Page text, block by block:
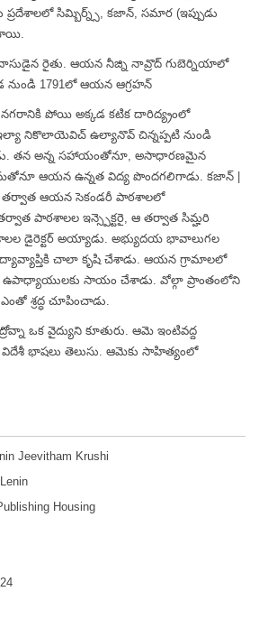
సిమ్బిర్న్స్, కజాన్, సమార (ఇప్పుడు
రైతు. ఆయన నీజ్ని నావ్రొద్ గుబెర్నియాలో
నుండి 1791లో ఆయన ఆగ్రహన్
పోయి అక్కడ కటిక దారిద్య్రంలో
నికొలాయెవిచ్ ఉల్యానొవ్ చిన్నప్పటి నుండి
తన అన్న సహాయంతోనూ, అసాధారణమైన
ఆయన ఉన్నత విద్య పొందగలిగాడు. కజాన్ |
తర్వాత ఆయన సెకండరీ పాఠశాలలో
పాఠశాలల ఇన్స్పెక్టరై, ఆ తర్వాత సిమ్హరి
డైరెక్టర్ అయ్యాడు. అభ్యుదయ భావాలుగల
చాలా కృషి చేశాడు. ఆయన గ్రామాలలో
ఉపాధ్యాయులకు సాయం చేశాడు. వోల్గా ప్రాంతంలోని
శ్రద్ధ చూపించాడు.
ఒక వైద్యుని కూతురు. ఆమె ఇంటివద్ద
విదేశీ భాషలు తెలుసు. ఆమెకు సాహిత్యంలో
Jeevitham Krushi
Housing